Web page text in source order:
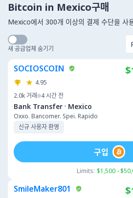
Bitcoin in Mexico구매
Mexico에서 300개 이상의 결제 수단을 사
새 공급업체 숨기기
SOCIOSCOIN
4.95
2.0k 거래 4 시간 전
Bank Transfer · Mexico
Oxxo. Bancomer. Spei. Rapido
신규 사용자 환영
Limits: $1,500 -
구입
SmileMaker801